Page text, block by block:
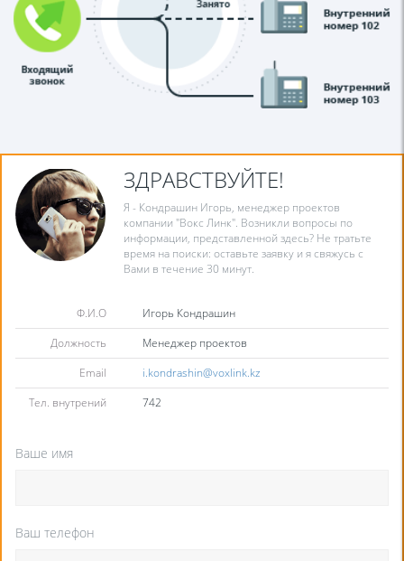
ЗДРАВСТВУЙТЕ!
Я - Кондрашин Игорь, менеджер проектов
компании "Вокс Линк". Возникли вопросы по
информации, представленной здесь? Не тратьте
время на поиски: оставьте заявку и я свяжусь с
Вами в течение 30 минут.
Ф.И.О
Игорь Кондрашин
Должность
Менеджер проектов
Email
i.kondrashin@voxlink.kz
Тел. внутрений
742
Ваше имя
Ваш телефон